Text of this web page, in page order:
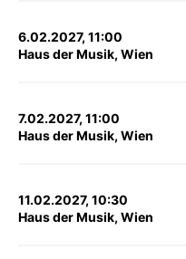
6.02.2027, 11:00
Haus der Musik, Wien
7.02.2027, 11:00
Haus der Musik, Wien
11.02.2027, 10:30
Haus der Musik, Wien